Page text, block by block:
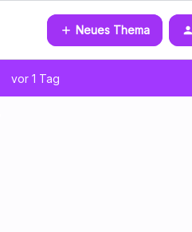
Neues Thema
vor 1 Tag